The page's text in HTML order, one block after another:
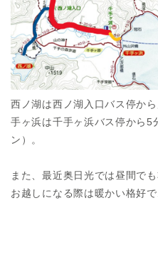
西ノ湖は西ノ湖入口バス停か
手ヶ浜は千手ヶ浜バス停から5
ン）。
また、最近奥日光では昼間で
お越しになる際は暖かい格好